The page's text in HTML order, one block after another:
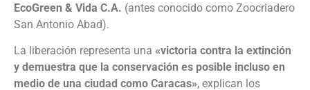
EcoGreen & Vida C.A. (antes conocido como Zoocriadero
San Antonio Abad).
La liberación representa una «victoria contra la extinción
y demuestra que la conservación es posible incluso en
medio de una ciudad como Caracas», explican los